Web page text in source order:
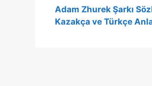
Adam Zhurek Şarkı
Kazakça ve Türkçe